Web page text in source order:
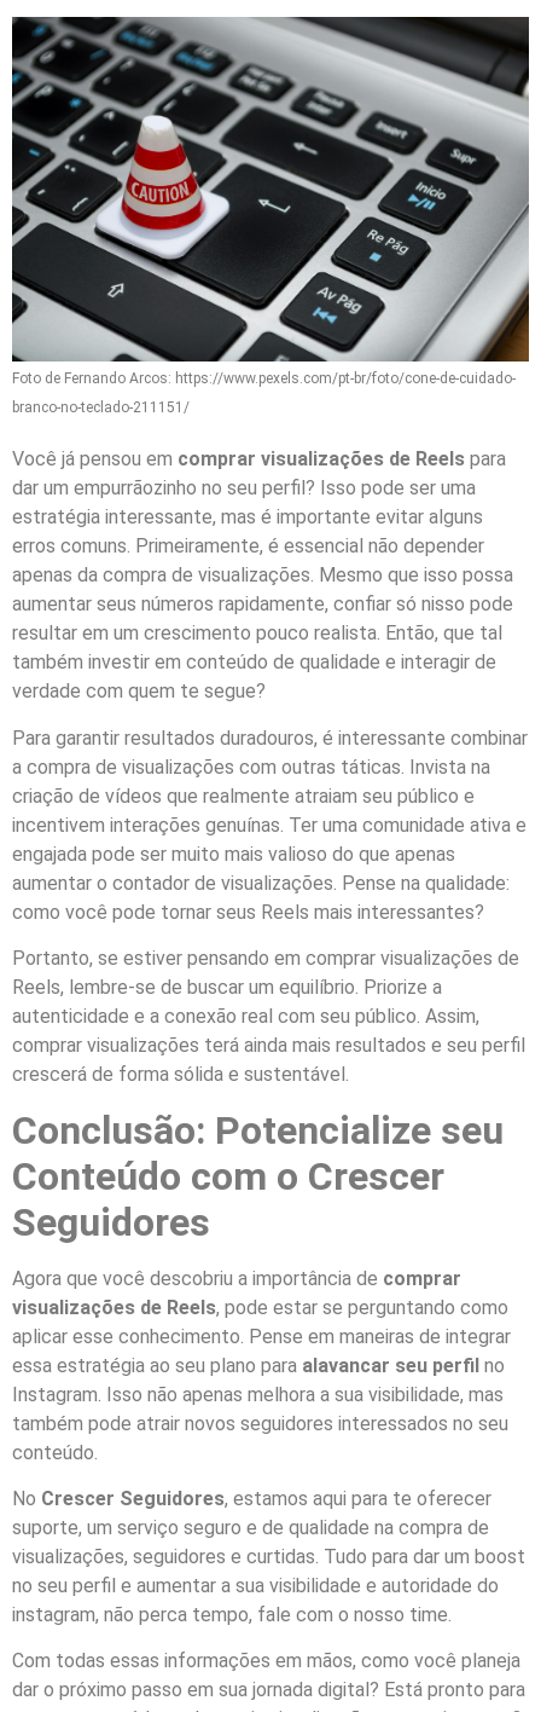
Foto de Fernando Arcos: https://www.pexels.com/pt-br/foto/cone-de-cuidado-
branco-no-teclado-211151/
Você já pensou em comprar visualizações de Reels para
dar um empurrãozinho no seu perfil? Isso pode ser uma
estratégia interessante, mas é importante evitar alguns
erros comuns. Primeiramente, é essencial não depender
apenas da compra de visualizações. Mesmo que isso possa
aumentar seus números rapidamente, confiar só nisso pode
resultar em um crescimento pouco realista. Então, que tal
também investir em conteúdo de qualidade e interagir de
verdade com quem te segue?
Para garantir resultados duradouros, é interessante combinar
a compra de visualizações com outras táticas. Invista na
criação de vídeos que realmente atraiam seu público e
incentivem interações genuínas. Ter uma comunidade ativa e
engajada pode ser muito mais valioso do que apenas
aumentar o contador de visualizações. Pense na qualidade:
como você pode tornar seus Reels mais interessantes?
Portanto, se estiver pensando em comprar visualizações de
Reels, lembre-se de buscar um equilíbrio. Priorize a
autenticidade e a conexão real com seu público. Assim,
comprar visualizações terá ainda mais resultados e seu perfil
crescerá de forma sólida e sustentável.
Conclusão: Potencialize seu
Conteúdo com o Crescer
Seguidores
Agora que você descobriu a importância de comprar
visualizações de Reels, pode estar se perguntando como
aplicar esse conhecimento. Pense em maneiras de integrar
essa estratégia ao seu plano para alavancar seu perfil no
Instagram. Isso não apenas melhora a sua visibilidade, mas
também pode atrair novos seguidores interessados no seu
conteúdo.
No Crescer Seguidores, estamos aqui para te oferecer
suporte, um serviço seguro e de qualidade na compra de
visualizações, seguidores e curtidas. Tudo para dar um boost
no seu perfil e aumentar a sua visibilidade e autoridade do
instagram, não perca tempo, fale com o nosso time.
Com todas essas informações em mãos, como você planeja
dar o próximo passo em sua jornada digital? Está pronto para